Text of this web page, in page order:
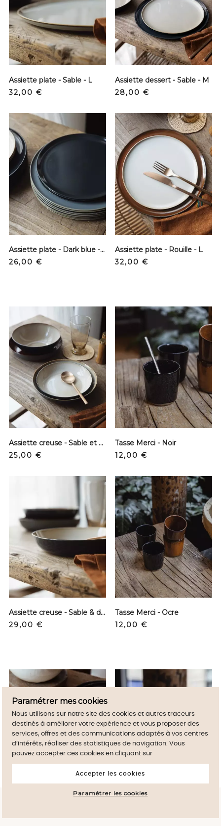
Assiette plate - Sable - L
Precio
32,00 €
Assiette dessert - Sable - M
Precio
28,00 €
Assiette plate - Dark blue - M
Precio
26,00 €
Assiette plate - Rouille - L
Precio
32,00 €
Assiette creuse - Sable et dark blue - S
Precio
25,00 €
Tasse Merci - Noir
Precio
12,00 €
Assiette creuse - Sable & dark blue - M
Precio
29,00 €
Tasse Merci - Ocre
Precio
12,00 €
Precio
30,00 €
Precio
12,00 €
Paramétrer mes cookies
Nous utilisons sur notre site des cookies et autres traceurs
destinés à améliorer votre expérience et vous proposer des
services, offres et des communications adaptés à vos centres
d’intérêts, réaliser des statistiques de navigation. Vous
pouvez accepter ces cookies en cliquant sur
Accepter les cookies
Paramétrer les cookies